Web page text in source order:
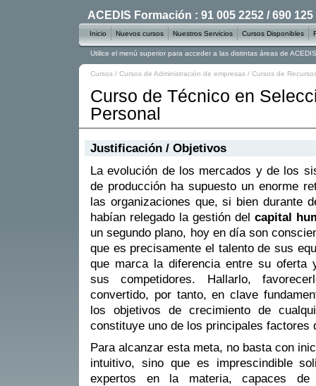
Cursos / Cursos de Administración de empresas / Cursos de
Curso de Técnico en
Personal
Justificación / Objetivos
La evolución de los mercados y de los
de producción ha supuesto un enorme
las organizaciones que, si bien durante
habían relegado la gestión del capital
un segundo plano, hoy en día son
que es precisamente el talento de sus
que marca la diferencia entre su oferta
sus competidores. Hallarlo,
convertido, por tanto, en clave
los objetivos de crecimiento de
constituye uno de los principales factores
Para alcanzar esta meta, no basta con
intuitivo, sino que es imprescindible
expertos en la materia, capaces de
ACEDIS Formación : 91 005 2252 / 690 125
Inicio Nuevos cursos Nuestros Servicios Cursos Disponibles
Utilice el menú superior para acceder a las distintas áreas de